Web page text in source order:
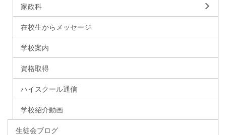
家政科
在校生からメッセージ
学校案内
資格取得
ハイスクール通信
学校紹介動画
生徒会ブログ